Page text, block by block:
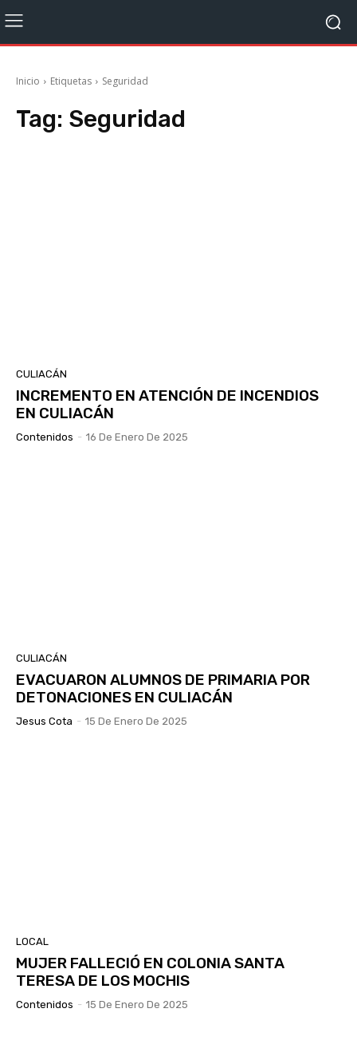
Inicio Etiquetas Seguridad
Tag: Seguridad
CULIACÁN
INCREMENTO EN ATENCIÓN DE INCENDIOS
EN CULIACÁN
Contenidos - 16 De Enero De 2025
CULIACÁN
EVACUARON ALUMNOS DE PRIMARIA POR
DETONACIONES EN CULIACÁN
Jesus Cota - 15 De Enero De 2025
LOCAL
MUJER FALLECIÓ EN COLONIA SANTA
TERESA DE LOS MOCHIS
Contenidos - 15 De Enero De 2025